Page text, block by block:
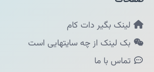
لینک بگیر دات کام
بک لینک از چه سایتهایی است
تماس با ما